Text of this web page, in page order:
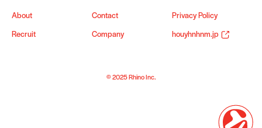
About Contact Privacy Policy
Recruit Company houyhnhnm.jp
© 2025 Rhino Inc.